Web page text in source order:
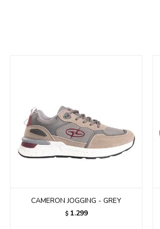
CAMERON JOGGING - GREY
$ 1.299